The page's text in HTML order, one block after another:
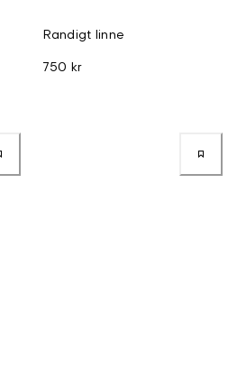
Randigt linne
750 kr